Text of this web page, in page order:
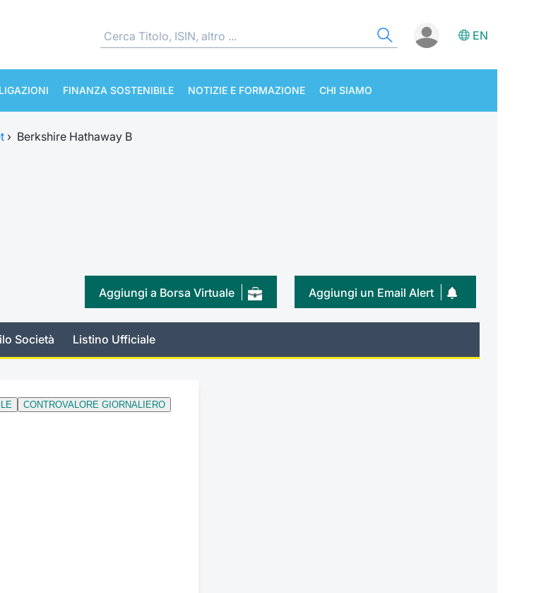
EN
FINANZA SOSTENIBILE NOTIZIE E FORMAZIONE CHI SIAMO
› Berkshire Hathaway B
Aggiungi un Email Alert
Aggiungi a Borsa Virtuale
Società Listino Ufficiale